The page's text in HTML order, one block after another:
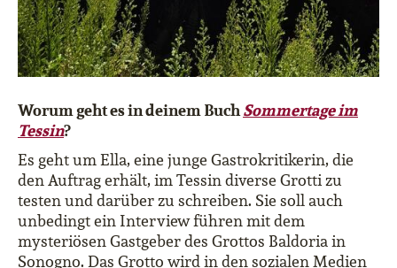
Worum geht es in deinem BuchSommertage im
Tessin?
Es geht um Ella, eine junge Gastrokritikerin, die
den Auftrag erhält, im Tessin diverse Grotti zu
testen und darüber zu schreiben. Sie soll auch
unbedingt ein Interview führen mit dem
mysteriösen Gastgeber des Grottos Baldoria in
Sonogno. Das Grotto wird in den sozialen Medien